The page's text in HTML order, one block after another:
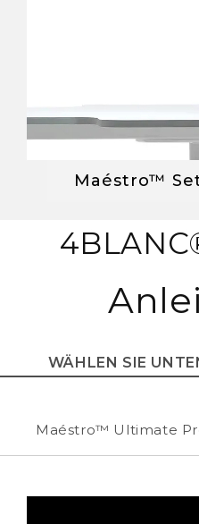
Maéstro™
WÄHLEN SIE
Maéstro™ Ultimate